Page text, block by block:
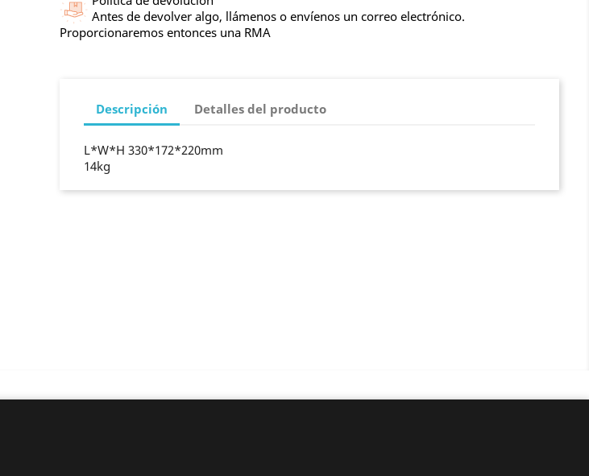
Antes de devolver algo, llámenos o envíenos un correo electrónico.
Proporcionaremos entonces una RMA
Descripción Detalles del producto
L*W*H 330*172*220mm
14kg